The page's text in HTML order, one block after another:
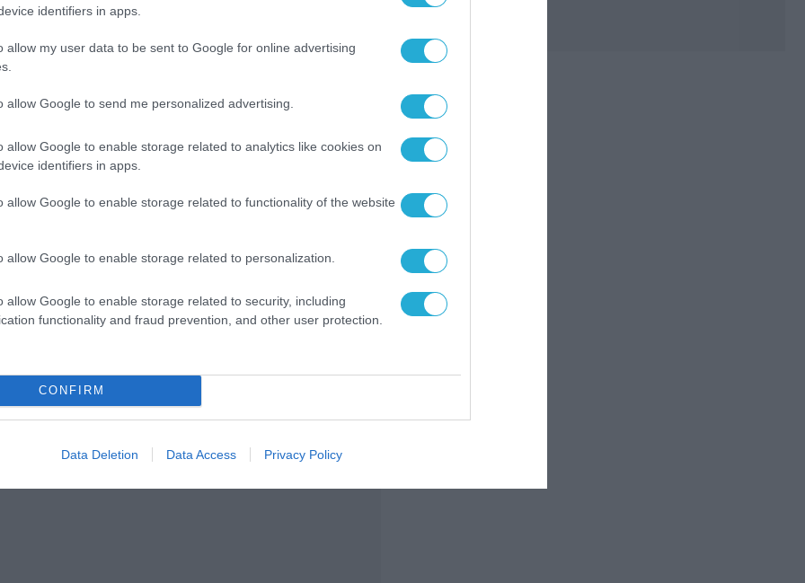
identifiers in apps.
allow my user data to be sent to Google for online advertising
allow Google to send me personalized advertising.
allow Google to enable storage related to analytics like cookies on
identifiers in apps.
allow Google to enable storage related to functionality of the website
allow Google to enable storage related to personalization.
allow Google to enable storage related to security, including
functionality and fraud prevention, and other user protection.
CONFIRM
Data Deletion Data Access Privacy Policy
ΑΡΘΡΟ